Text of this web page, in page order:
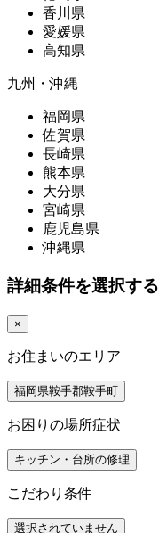
香川県
愛媛県
高知県
九州・沖縄
福岡県
佐賀県
長崎県
熊本県
大分県
宮崎県
鹿児島県
沖縄県
詳細条件を選択する
×
お住まいのエリア
福岡県鞍手郡鞍手町
お困りの場所症状
キッチン・台所の修理
こだわり条件
選択されていません